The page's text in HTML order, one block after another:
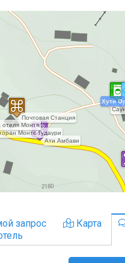
запрос
Карта